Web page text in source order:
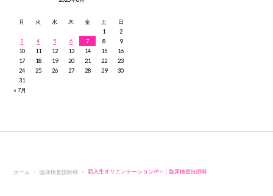
月 火 水 木 金 土
日
1
2
3
4 5 6 7 8
9
10
11 12 13 14 15
16
17
18 19 20 21 22
23
24
25 26 27 28 29
30
31
« 7月
ホーム 臨床検査技師科 新入生オリエンテーション🌱✨｜臨床検査技師科